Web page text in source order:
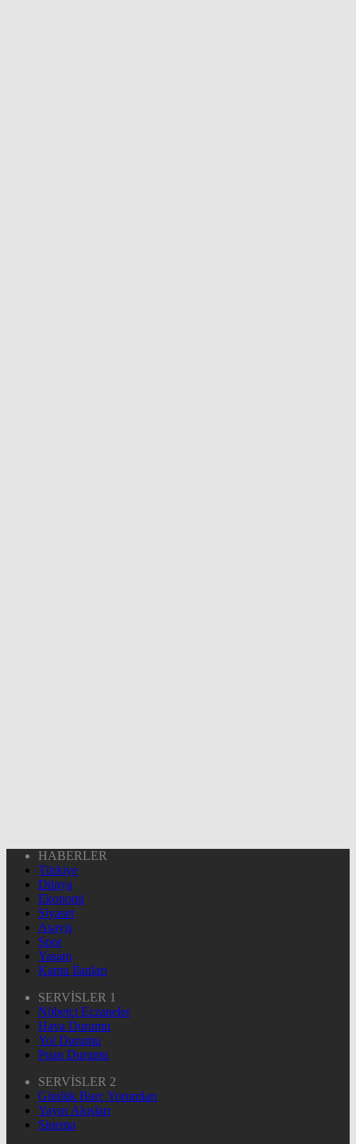
HABERLER
Türkiye
Dünya
Ekonomi
Siyaset
Asayiş
Spor
Yaşam
Kamu İlanları
SERVİSLER 1
Nöbetçi Eczaneler
Hava Durumu
Yol Durumu
Puan Durumu
SERVİSLER 2
Günlük Burç Yorumları
Yayın Akışları
Sinema